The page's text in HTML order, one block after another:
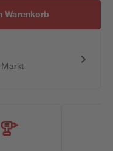
Warenkorb
Markt